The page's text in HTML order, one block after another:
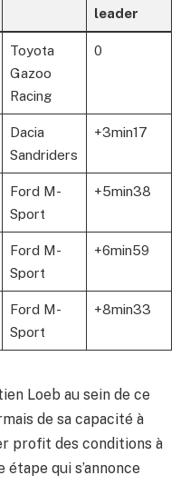
leader
Toyota
Gazoo
Racing
0
Dacia
Sandriders
+3min17
Ford M-
Sport
+5min38
Ford M-
Sport
+6min59
Ford M-
Sport
+8min33
Loeb au sein de ce
de sa capacité à
profit des conditions à
qui s’annonce